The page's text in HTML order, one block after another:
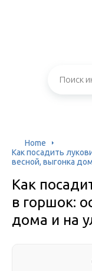
Home
Как посадить
весной, выгонка
Как
в горшок:
дома и на